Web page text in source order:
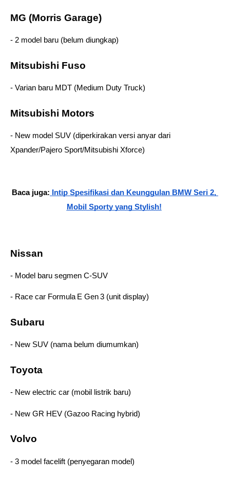
MG (Morris Garage)
- 2 model baru (belum diungkap)
Mitsubishi Fuso
- Varian baru MDT (Medium Duty Truck)
Mitsubishi Motors
- New model SUV (diperkirakan versi anyar dari
Xpander/Pajero Sport/Mitsubishi Xforce)
Baca juga: Intip Spesifikasi dan Keunggulan BMW Seri 2,
Mobil Sporty yang Stylish!
Nissan
- Model baru segmen C‑SUV
- Race car Formula E Gen 3 (unit display)
Subaru
- New SUV (nama belum diumumkan)
Toyota
- New electric car (mobil listrik baru)
- New GR HEV (Gazoo Racing hybrid)
Volvo
- 3 model facelift (penyegaran model)